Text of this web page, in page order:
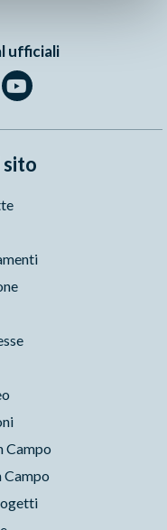
ufficiali
sito
Campo
Campo